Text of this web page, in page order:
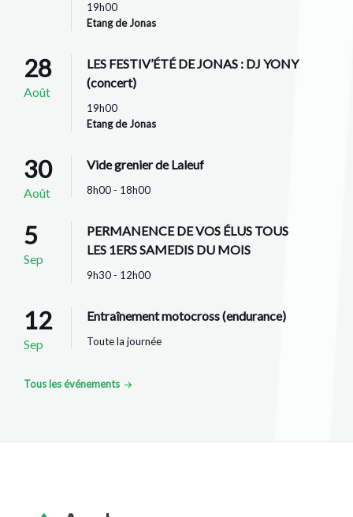
19h00
Etang de Jonas
28
Août
LES FESTIV’ÉTÉ DE JONAS : DJ YONY
(concert)
19h00
Etang de Jonas
30
Août
Vide grenier de Laleuf
8h00 - 18h00
5
Sep
PERMANENCE DE VOS ÉLUS TOUS
LES 1ERS SAMEDIS DU MOIS
9h30 - 12h00
12
Sep
Entraînement motocross (endurance)
Toute la journée
Tous les événements